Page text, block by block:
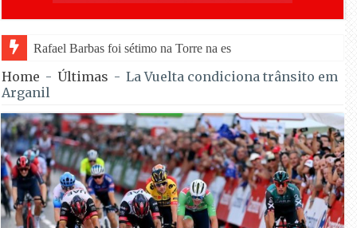
Rafael Barbas foi sétimo na Torre na estreia pela Tavfer na Volta a P
Home - Últimas - La Vuelta condiciona trânsito em
Arganil